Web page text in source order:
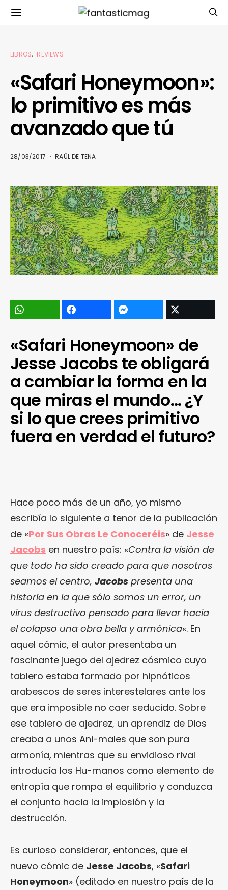
LIBROS REVIEWS
«Safari Honeymoon»:
lo primitivo es más
avanzado que tú
28/03/2017 RAÜL DE TENA
«Safari Honeymoon» de
Jesse Jacobs te obligará
a cambiar la forma en la
que miras el mundo… ¿Y
si lo que crees primitivo
fuera en verdad el futuro?
Hace poco más de un año, yo mismo
escribía lo siguiente a tenor de la publicación
de «Por Sus Obras Le Conoceréis» de Jesse
Jacobs en nuestro país: «Contra la visión de
que todo ha sido creado para que nosotros
seamos el centro, Jacobs presenta una
historia en la que sólo somos un error, un
virus destructivo pensado para llevar hacia
el colapso una obra bella y armónica«. En
aquel cómic, el autor presentaba un
fascinante juego del ajedrez cósmico cuyo
tablero estaba formado por hipnóticos
arabescos de seres interestelares ante los
que era imposible no caer seducido. Sobre
ese tablero de ajedrez, un aprendiz de Dios
creaba a unos Ani-males que son pura
armonía, mientras que su envidioso rival
introducía los Hu-manos como elemento de
entropía que rompa el equilibrio y conduzca
el conjunto hacia la implosión y la
destrucción.
Es curioso considerar, entonces, que el
nuevo cómic de Jesse Jacobs, «Safari
Honeymoon» (editado en nuestro país de la